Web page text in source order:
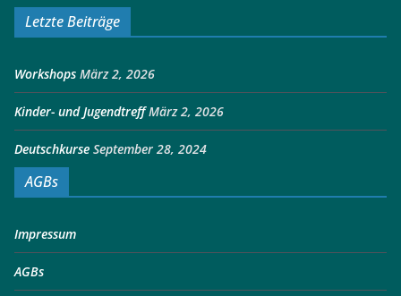
Letzte Beiträge
Workshops März 2, 2026
Kinder- und Jugendtreff März 2, 2026
Deutschkurse September 28, 2024
AGBs
Impressum
AGBs